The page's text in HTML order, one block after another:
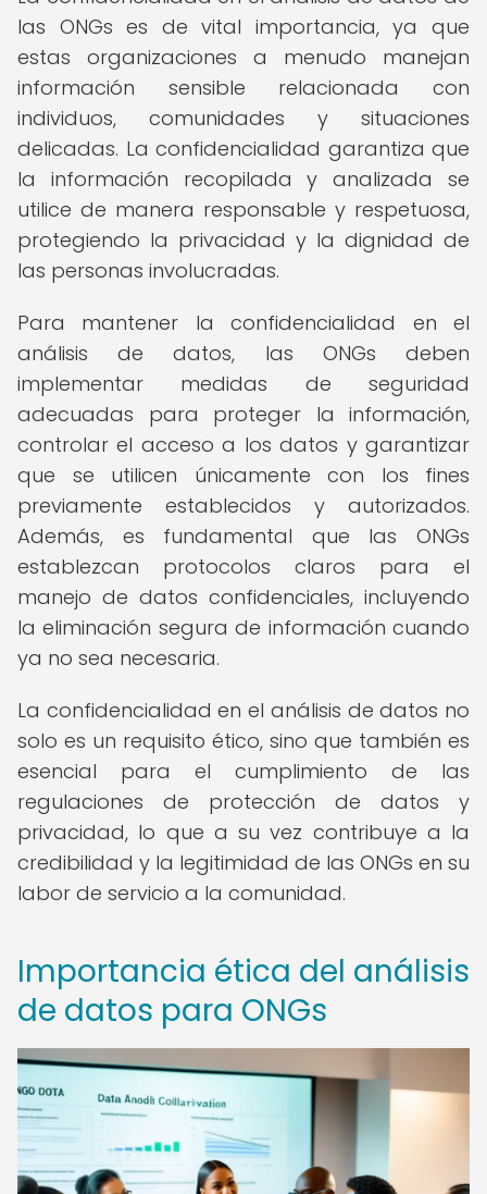
las ONGs es de vital importancia, ya que
estas organizaciones a menudo manejan
información sensible relacionada con
individuos, comunidades y situaciones
delicadas. La confidencialidad garantiza que
la información recopilada y analizada se
utilice de manera responsable y respetuosa,
protegiendo la privacidad y la dignidad de
las personas involucradas.
Para mantener la confidencialidad en el
análisis de datos, las ONGs deben
implementar medidas de seguridad
adecuadas para proteger la información,
controlar el acceso a los datos y garantizar
que se utilicen únicamente con los fines
previamente establecidos y autorizados.
Además, es fundamental que las ONGs
establezcan protocolos claros para el
manejo de datos confidenciales, incluyendo
la eliminación segura de información cuando
ya no sea necesaria.
La confidencialidad en el análisis de datos no
solo es un requisito ético, sino que también es
esencial para el cumplimiento de las
regulaciones de protección de datos y
privacidad, lo que a su vez contribuye a la
credibilidad y la legitimidad de las ONGs en su
labor de servicio a la comunidad.
Importancia ética del análisis
de datos para ONGs